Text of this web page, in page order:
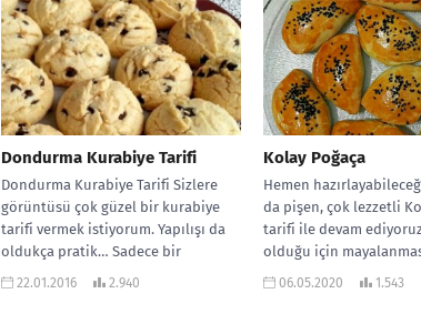
Dondurma Kurabiye Tarifi
Dondurma Kurabiye Tarifi Sizlere
görüntüsü çok güzel bir kurabiye
tarifi vermek istiyorum. Yapılışı da
oldukça pratik… Sadece bir
dondurma servis...
22.01.2016 2.940
Kolay Poğaça
Hemen
da pişen, çok lezzetli
tarifi ile devam
olduğu için
kabarmasını beklemeye
06.05.2020 1.543